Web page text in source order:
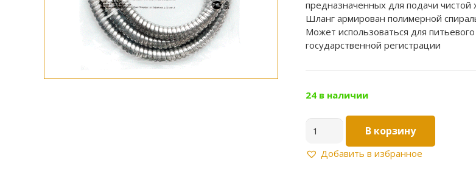
предназначенных для подачи
Шланг армирован полимерной
Может использоваться для
государственной регистрации
24 в наличии
товара
Шланг
В корзину
Добавить в избранное